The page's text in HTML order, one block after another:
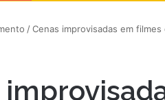
/Cenas improvisadas em